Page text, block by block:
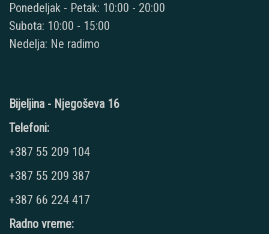
Ponedeljak - Petak: 10:00 - 20:00
Subota: 10:00 - 15:00
Nedelja: Ne radimo
Bijeljina - Njegoševa 16
Telefoni:
+387 55 209 104
+387 55 209 387
+387 66 224 417
Radno vreme: